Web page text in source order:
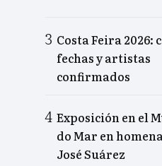
Costa Feira 2026:
fechas y artistas
confirmados
Exposición en el
do Mar en
José Suárez